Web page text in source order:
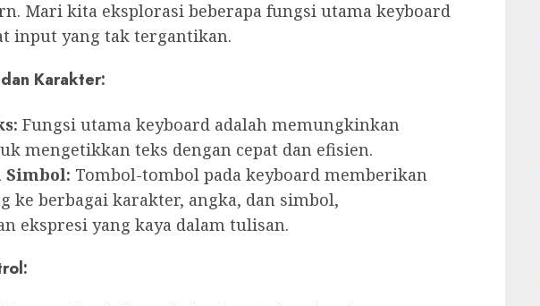
Mari kita eksplorasi beberapa fungsi utama keyboard
input yang tak tergantikan.
Karakter:
Fungsi utama keyboard adalah memungkinkan
mengetikkan teks dengan cepat dan efisien.
Tombol-tombol pada keyboard memberikan
ke berbagai karakter, angka, dan simbol,
ekspresi yang kaya dalam tulisan.